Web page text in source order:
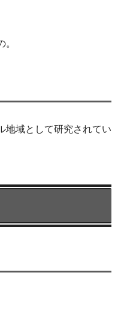
地域として研究されてい